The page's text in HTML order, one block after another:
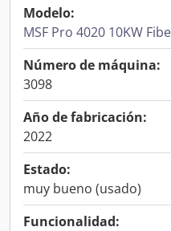
Modelo:
MSF Pro 4020 10KW
Número de máquina:
3098
Año de fabricación:
2022
Estado:
muy bueno (usado)
Funcionalidad: